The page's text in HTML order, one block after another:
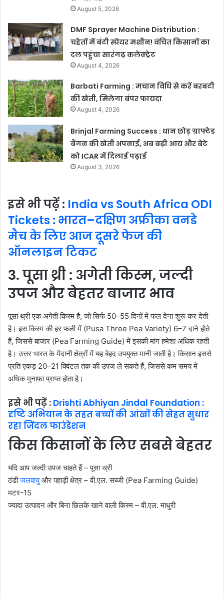
August 5, 2026
DMF Sprayer Machine Distribution :
चहेतों में बंटी स्प्रेयर मशीन! वंचित किसानों का
दल पहुंचा सारंगढ़ कलेक्ट्रेट
August 4, 2026
Barbati Farming : मचान विधि से करें बरबटी
की खेती, मिलेगा बंपर फायदा
August 4, 2026
Brinjal Farming Success : धान छोड़ ग्राफ्टेड
बैंगन की खेती अपनाई, अब बढ़ी आय और बेटे
को ICAR में दिलाई पढ़ाई
August 3, 2026
इसे भी पढ़ें : India vs South Africa ODI
Tickets : भारत–दक्षिण अफ्रीका वनडे
मैच के लिए आज दूसरे फेज की
ऑनलाइन टिकट
3. पूसा थ्री : अगेती किस्म, जल्दी
उपज और बेहतर बाजार भाव
पूसा थ्री एक अगेती किस्म है, जो सिर्फ 50–55 दिनों में फल देना शुरू कर देती
है। इस किस्म की हर फली में (Pusa Three Pea Variety) 6–7 दाने होते
हैं, जिससे बाजार (Pea Farming Guide) में इसकी मांग हमेशा अधिक रहती
है। उत्तर भारत के मैदानी क्षेत्रों में यह बेहद उपयुक्त मानी जाती है। किसान इससे
प्रति एकड़ 20–21 क्विंटल तक की उपज ले सकते हैं, जिससे कम समय में
अधिक मुनाफा प्राप्त होता है।
इसे भी पढ़ें : Drishti Abhiyan Jindal Foundation :
दृष्टि अभियान के तहत बच्चों की आंखों की सेहत सुधार
रहा जिंदल फाउंडेशन
किस किसानों के लिए सबसे बेहतर
यदि आप जल्दी उपज चाहते हैं – पूसा थ्री
ठंडीजलवायुऔर पहाड़ी क्षेत्र – वी.एल. सब्जी (Pea Farming Guide)
मटर-15
ज्यादा उत्पादन और बिना छिलके खाने वाली किस्म – वी.एल. माधुरी